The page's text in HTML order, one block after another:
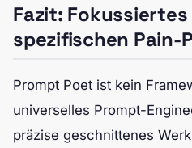
Fazit:
spezifischen Pain-
Prompt Poet ist kein
universelles Prompt-
präzise geschnittenes